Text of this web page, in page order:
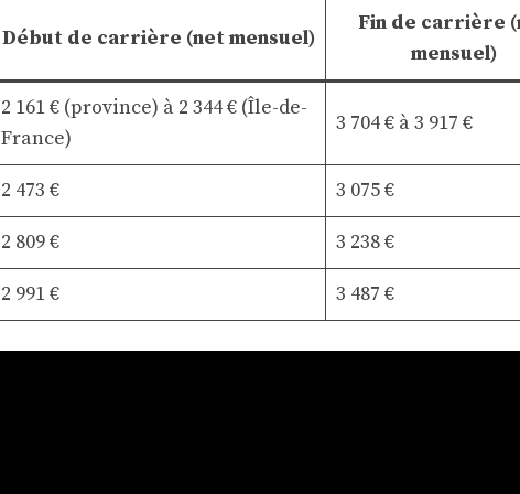
Début de carrière (net mensuel)
Fin de carrière
mensuel)
2 161 € (province) à 2 344 € (Île-de-
France)
3 704 € à 3 917 €
2 473 € 3 075 €
2 809 € 3 238 €
2 991 € 3 487 €